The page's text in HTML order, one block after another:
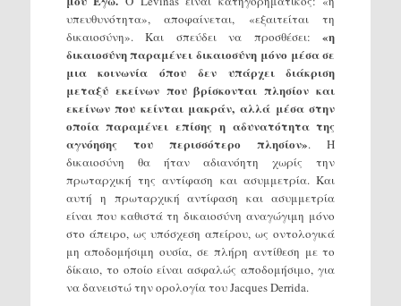
υπευθυνότητα», αποφαίνεται, «εξαιτείται τη
δικαιοσύνη». Και σπεύδει να προσθέσει:«η
δικαιοσύνη παραμένει δικαιοσύνη μόνο μέσα σε
μια κοινωνία όπου δεν υπάρχει διάκριση
μεταξύ εκείνων που βρίσκονται πλησίον και
εκείνων που κείνται μακράν, αλλά μέσα στην
οποία παραμένει επίσης η αδυνατότητα της
αγνόησης του περισσότερο πλησίον». Η
δικαιοσύνη θα ήταν αδιανόητη χωρίς την
πρωταρχική της αντίφαση και ασυμμετρία. Και
αυτή η πρωταρχική αντίφαση και ασυμμετρία
είναι που καθιστά τη δικαιοσύνη αναγώγιμη μόνο
στο άπειρο, ως υπόσχεση απείρου, ως οντολογικά
μη αποδομήσιμη ουσία, σε πλήρη αντίθεση με το
δίκαιο, το οποίο είναι ασφαλώς αποδομήσιμο, για
να δανειστώ την ορολογία του Jacques Derrida.